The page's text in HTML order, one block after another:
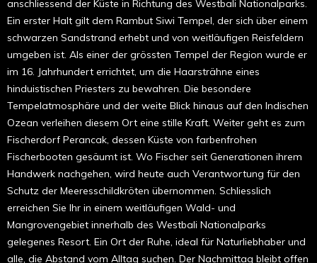
anschliessend der Küste in Richtung des Westbali Nationalparks.
Ein erster Halt gilt dem Rambut Siwi Tempel, der sich über einem
schwarzen Sandstrand erhebt und von weitläufigen Reisfeldern
umgeben ist. Als einer der grössten Tempel der Region wurde er
im 16. Jahrhundert errichtet, um die Haarsträhne eines
hinduistischen Priesters zu bewahren. Die besondere
Tempelatmosphäre und der weite Blick hinaus auf den Indischen
Ozean verleihen diesem Ort eine stille Kraft. Weiter geht es zum
Fischerdorf Perancak, dessen Küste von farbenfrohen
Fischerbooten gesäumt ist. Wo Fischer seit Generationen ihrem
Handwerk nachgehen, wird heute auch Verantwortung für den
Schutz der Meeresschildkröten übernommen. Schliesslich
erreichen Sie Ihr in einem weitläufigen Wald- und
Mangrovengebiet innerhalb des Westbali Nationalparks
gelegenes Resort. Ein Ort der Ruhe, ideal für Naturliebhaber und
alle, die Abstand vom Alltag suchen. Der Nachmittag bleibt offen